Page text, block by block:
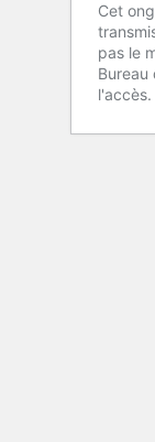
Cet
pas le
Bureau
l'accès.